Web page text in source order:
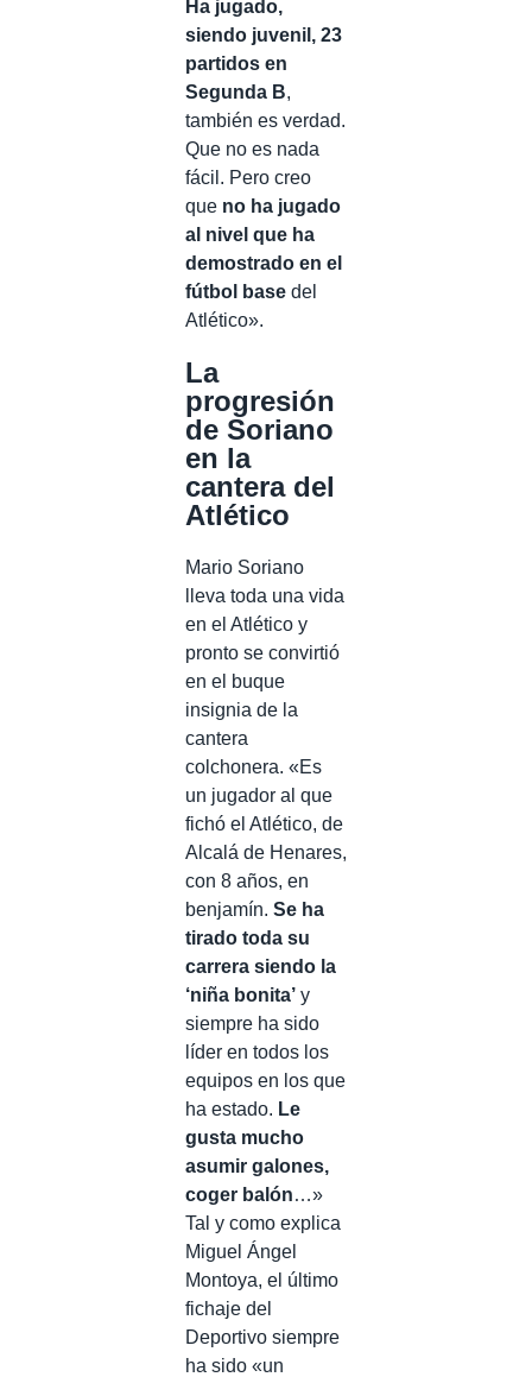
Ha jugado,
siendo juvenil, 23
partidos en
Segunda B,
también es verdad.
Que no es nada
fácil. Pero creo
que no ha jugado
al nivel que ha
demostrado en el
fútbol base del
Atlético».
La
progresión
de Soriano
en la
cantera del
Atlético
Mario Soriano
lleva toda una vida
en el Atlético y
pronto se convirtió
en el buque
insignia de la
cantera
colchonera. «Es
un jugador al que
fichó el Atlético, de
Alcalá de Henares,
con 8 años, en
benjamín. Se ha
tirado toda su
carrera siendo la
‘niña bonita’ y
siempre ha sido
líder en todos los
equipos en los que
ha estado. Le
gusta mucho
asumir galones,
coger balón…»
Tal y como explica
Miguel Ángel
Montoya, el último
fichaje del
Deportivo siempre
ha sido «un